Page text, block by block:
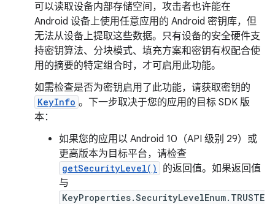
可以读取设备内部存储空间，攻击者也许能在
Android 设备上使用任意应用的 Android 密钥库，但
无法从设备上提取这些数据。只有设备的安全硬件支
持密钥算法、分块模式、填充方案和密钥有权配合使
用的摘要的特定组合时，才可启用此功能。
如需检查是否为密钥启用了此功能，请获取密钥的
KeyInfo 。下一步取决于您的应用的目标 SDK 版
本：
如果您的应用以 Android 10（API 级别 29）或
更高版本为目标平台，请检查
getSecurityLevel()
的返回值。如果返回值
与
KeyProperties.SecurityLevelEnum.TRUSTE